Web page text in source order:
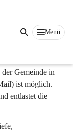
Menü
Gemeinde in
ist möglich.
entlastet die